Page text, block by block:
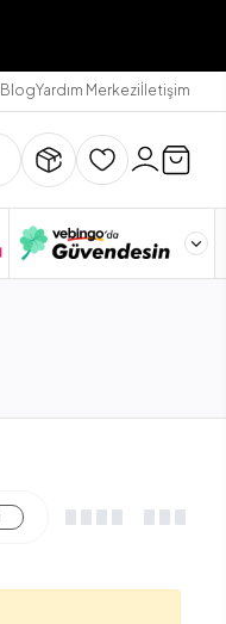
BlogYardım Merkeziİletişim